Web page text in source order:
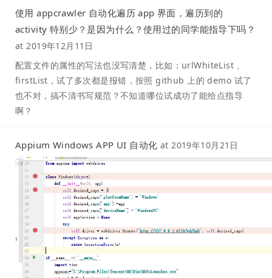
使用 appcrawler 自动化遍历 app 界面，遍历到的
activity 特别少？是因为什么？使用过的同学能指导下吗？
at2019年12月11日
配置文件的属性的写法也没写清楚，比如：urlWhiteList 、
firstList，试了多次都是报错，按照 github 上的 demo 试了
也不对，搞不清书写规范？不知道哪位试成功了能给点指导
啊？
Appium Windows APP UI 自动化 at2019年10月21日